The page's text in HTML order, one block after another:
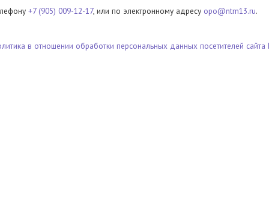
+7 (905) 009-12-17, или по электронному адресу opo@ntm13.ru.
в отношении обработки персональных данных посетителей